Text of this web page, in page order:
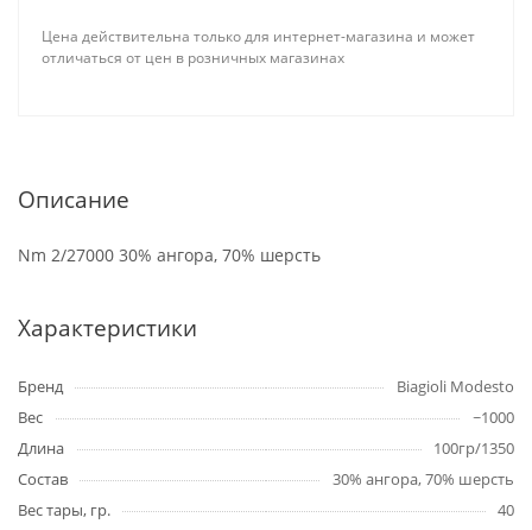
Цена действительна только для интернет-магазина и может
отличаться от цен в розничных магазинах
Описание
Nm 2/27000 30% ангора, 70% шерсть
Характеристики
Бренд
Biagioli Modesto
Вес
~1000
Длина
100гр/1350
Состав
30% ангора, 70% шерсть
Вес тары, гр.
40